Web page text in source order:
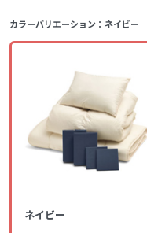
カラーバリエーション： ネイビー
ネイビー